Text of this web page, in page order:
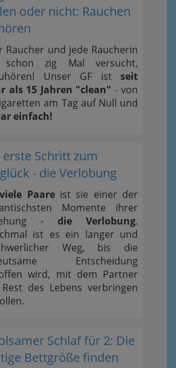
oder nicht: Rauchen
Raucher und jede Raucherin
zig Mal versucht,
Unser GF ist seit
als 15 Jahren "clean" - von
am Tag auf Null und
einfach!
erste Schritt zum
- die Verlobung
viele Paareist sie einer der
Momente ihrer
- die Verlobung.
ist es ein langer und
Weg, bis die
Entscheidung
wird, mit dem Partner
des Lebens verbringen
Schlaf für 2: Die
Bettgröße finden